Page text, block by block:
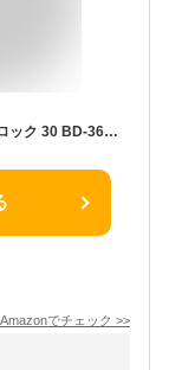
BUNDOK(バンドック) ファイヤースターター ブロック 30 BD-366 固形 着火剤 炭 火起こし たき火
Amazonでチェック >>